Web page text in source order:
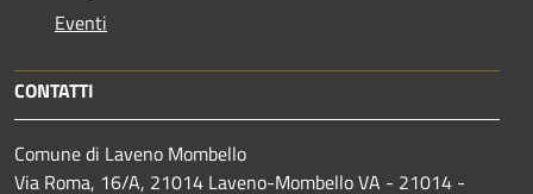
Eventi
CONTATTI
Comune di Laveno Mombello
Via Roma, 16/A, 21014 Laveno-Mombello VA - 21014 -